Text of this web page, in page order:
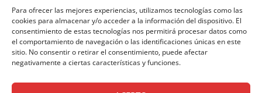
Para ofrecer las mejores experiencias, utilizamos tecnologías como las
cookies para almacenar y/o acceder a la información del dispositivo. El
consentimiento de estas tecnologías nos permitirá procesar datos como
el comportamiento de navegación o las identificaciones únicas en este
sitio. No consentir o retirar el consentimiento, puede afectar
negativamente a ciertas características y funciones.